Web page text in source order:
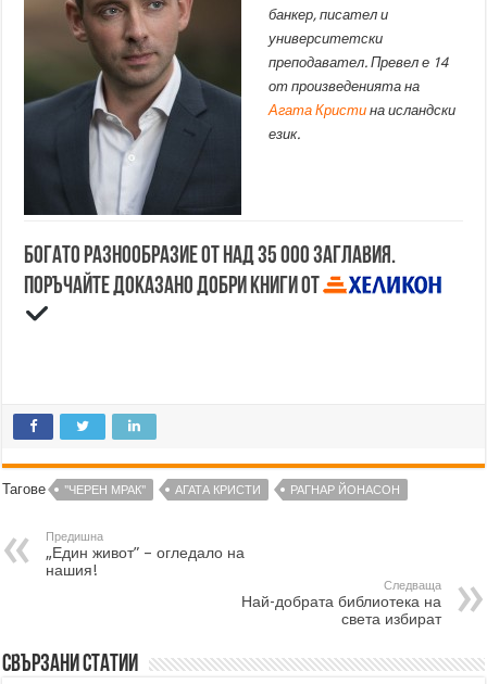
банкер, писател и
университетски
преподавател. Превел е 14
от произведенията на
Агата Кристи на исландски
език.
Богато разнообразие от над 35 000 заглавия.
Поръчайте доказано добри книги от
Тагове "ЧЕРЕН МРАК" АГАТА КРИСТИ РАГНАР ЙОНАСОН
Предишна
„Един живот” – огледало на
нашия!
Следваща
Най-добрата библиотека на
света избират
Свързани статии